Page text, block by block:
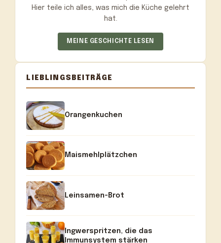
Hier teile ich alles, was mich die Küche gelehrt
hat.
MEINE GESCHICHTE LESEN
LIEBLINGSBEITRÄGE
Orangenkuchen
Maismehlplätzchen
Leinsamen-Brot
Ingwerspritzen, die das
Immunsystem stärken